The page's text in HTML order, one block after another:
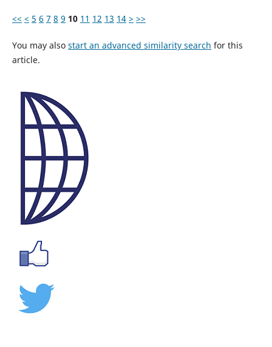
<< < 5 6 7 8 9 10 11 12 13 14 > >>
You may also start an advanced similarity search for this
article.